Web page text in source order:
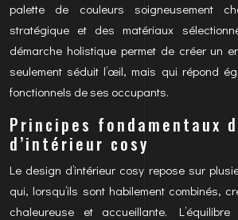
palette de couleurs soigneusement
stratégique et des matériaux
démarche holistique permet de créer un
seulement séduit l’œil, mais qui répond
fonctionnels de ses occupants.
Principes fondamentaux
d’intérieur cosy
Le design d’intérieur cosy repose sur
qui, lorsqu’ils sont habilement combinés,
chaleureuse et accueillante.